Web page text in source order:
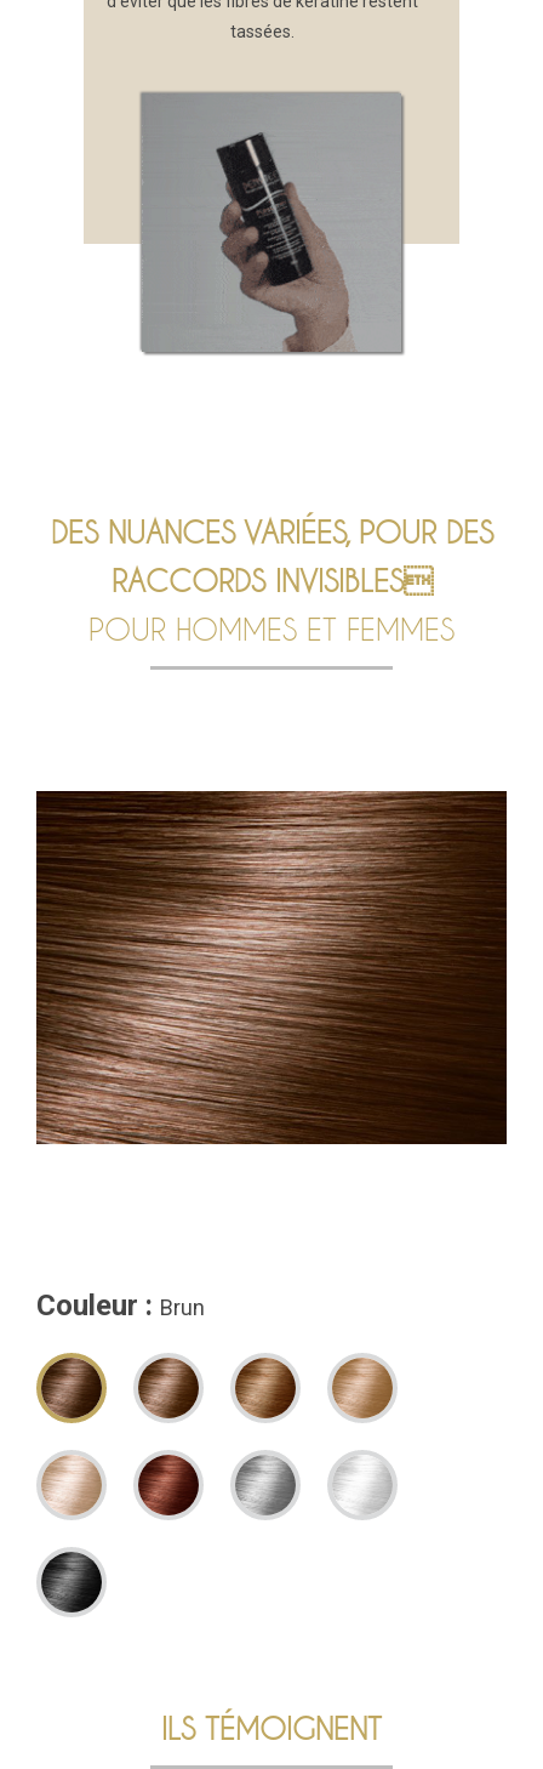
tassées.
DES NUANCES VARIÉES, POUR DES
RACCORDS INVISIBLES
POUR HOMMES ET FEMMES
Couleur : Brun
ILS TÉMOIGNENT